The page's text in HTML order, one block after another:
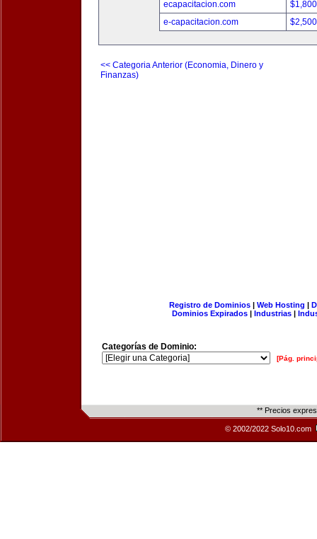
ecapacitacion.com
e-capacitacion.com
<< Categoria Anterior (Economia, Dinero y
Finanzas)
Registro de Dominios| Web Hosting |
Dominios Expirados | Industrias |
Categorías de Dominio:
[Pág.
** Precios
© 2002/2022 Solo10.com